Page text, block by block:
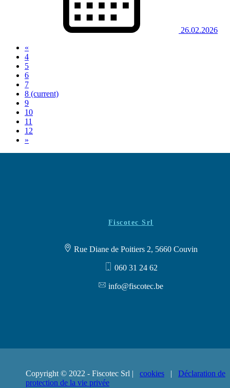
26.02.2026
«
4
5
6
7
8 (current)
9
10
11
12
»
Fiscotec Srl
Rue Diane de Poitiers 2, 5660 Couvin
060 31 24 62
info@fiscotec.be
Copyright © 2022 - Fiscotec Srl | cookies | Déclaration de
protection de la vie privée